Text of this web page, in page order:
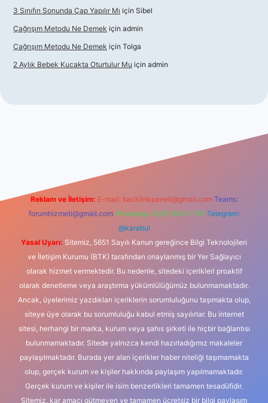
3 Sınıfın Sonunda Çap Yapılır Mı için Sibel
Çağrışım Metodu Ne Demek için admin
Çağrışım Metodu Ne Demek için Tolga
2 Aylık Bebek Kucakta Oturtulur Mu için admin
Reklam ve İletişim: E-mail: backlinkpaneli@gmail.com Teams:
forumhizmeti@gmail.com Whatsapp: 0262 606 0 726 Telegram:
@karabul
Yasal Uyarı: Sitemiz, 5651 Sayılı Kanun gereğince Bilgi Teknolojileri
ve İletişim Kurumu (BTK) tarafından onaylanmış bir Yer Sağlayıcı
olarak hizmet vermektedir. Bu nedenle, sitedeki içerikleri proaktif
olarak denetleme veya araştırma yükümlülüğümüz bulunmamaktadır.
Ancak, üyelerimiz yazdıkları içeriklerin sorumluluğunu taşımakta olup,
siteye üye olarak bu sorumluluğu kabul etmiş sayılırlar. Bu internet
sitesi, herhangi bir marka, kurum veya şahıs şirketi ile hiçbir bağlantısı
bulunmamaktadır. Sitede yalnızca kendi hazırladığımız makaleler
paylaşılmaktadır. Burada yer alan içerikler haber niteliği taşımamakta
olup, gerçek kurum ve kişiler hakkında paylaşım yapılmamaktadır.
Gerçek kurum ve kişiler ile isim benzerlikleri tamamen tesadüfidir.
Sitemiz, kar amacı gütmeyen ve tamamen ücretsiz bir bilgi paylaşım